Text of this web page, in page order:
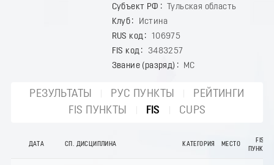
Субъект РФ
Тульская область
Клуб
Истина
RUS код
106975
FIS код
3483257
Звание (разряд)
МС
РЕЗУЛЬТАТЫ РУС ПУНКТЫ
РЕЙТИНГИ
FIS ПУНКТЫ
FIS CUPS
ДАТА СП. ДИСЦИПЛИНА КАТЕГОРИЯ МЕСТО
FIS
ПУНКТЫ